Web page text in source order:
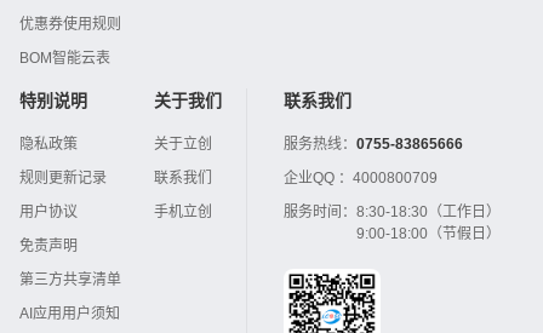
优惠券使用规则
BOM智能云表
特别说明
隐私政策
规则更新记录
用户协议
免责声明
第三方共享清单
AI应用用户须知
关于我们
关于立创
联系我们
手机立创
联系我们
服务热线： 0755-83865666
企业QQ ： 4000800709
服务时间： 8:30-18:30（工作日）
9:00-18:00（节假日）